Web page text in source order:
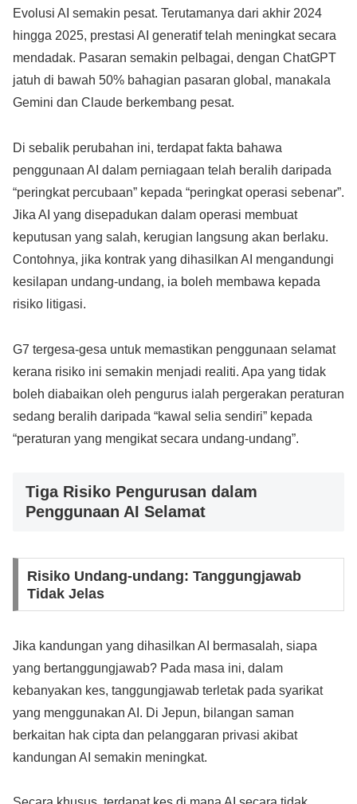
Evolusi AI semakin pesat. Terutamanya dari akhir 2024
hingga 2025, prestasi AI generatif telah meningkat secara
mendadak. Pasaran semakin pelbagai, dengan ChatGPT
jatuh di bawah 50% bahagian pasaran global, manakala
Gemini dan Claude berkembang pesat.
Di sebalik perubahan ini, terdapat fakta bahawa
penggunaan AI dalam perniagaan telah beralih daripada
“peringkat percubaan” kepada “peringkat operasi sebenar”.
Jika AI yang disepadukan dalam operasi membuat
keputusan yang salah, kerugian langsung akan berlaku.
Contohnya, jika kontrak yang dihasilkan AI mengandungi
kesilapan undang-undang, ia boleh membawa kepada
risiko litigasi.
G7 tergesa-gesa untuk memastikan penggunaan selamat
kerana risiko ini semakin menjadi realiti. Apa yang tidak
boleh diabaikan oleh pengurus ialah pergerakan peraturan
sedang beralih daripada “kawal selia sendiri” kepada
“peraturan yang mengikat secara undang-undang”.
Tiga Risiko Pengurusan dalam
Penggunaan AI Selamat
Risiko Undang-undang: Tanggungjawab
Tidak Jelas
Jika kandungan yang dihasilkan AI bermasalah, siapa
yang bertanggungjawab? Pada masa ini, dalam
kebanyakan kes, tanggungjawab terletak pada syarikat
yang menggunakan AI. Di Jepun, bilangan saman
berkaitan hak cipta dan pelanggaran privasi akibat
kandungan AI semakin meningkat.